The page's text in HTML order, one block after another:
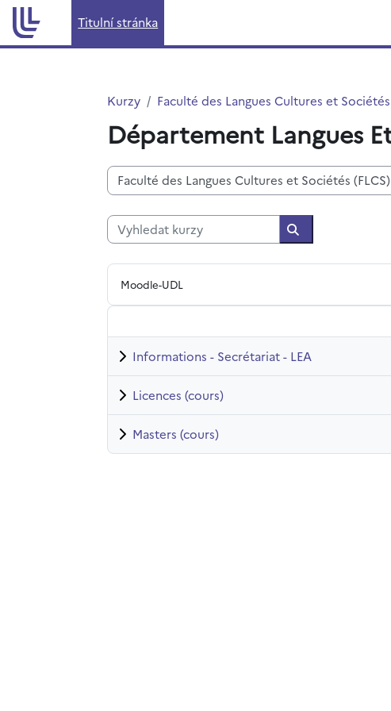
Přejít k hlavnímu obsahu
Titulní stránka
Kurzy Faculté des Langues Cultures et Sociétés
Département Langues
Kategorie kurzů
Vyhledat kurzy
Vyhledat kurzy
Moodle-UDL
Informations - Secrétariat - LEA
Licences (cours)
Masters (cours)